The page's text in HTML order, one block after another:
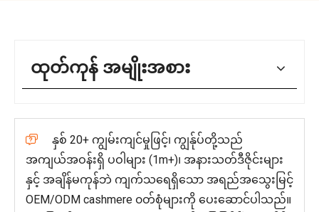
ထုတ်ကုန် အမျိုးအစား

နှစ် 20+ ကျွမ်းကျင်မှုဖြင့်၊ ကျွန်ုပ်တို့သည်
အကျယ်အဝန်းရှိ ပဝါများ (1m+)၊ အနားသတ်ဒီဇိုင်းများ
နှင့် အချိန်မကုန်ဘဲ ကျက်သရေရှိသော အရည်အသွေးမြင့်
OEM/ODM cashmere ၀တ်စုံများကို ပေးဆောင်ပါသည်။